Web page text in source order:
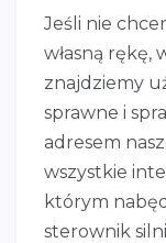
Jeśli nie
własną rękę,
znajdziemy
sprawne i
adresem
wszystkie
którym
sterownik